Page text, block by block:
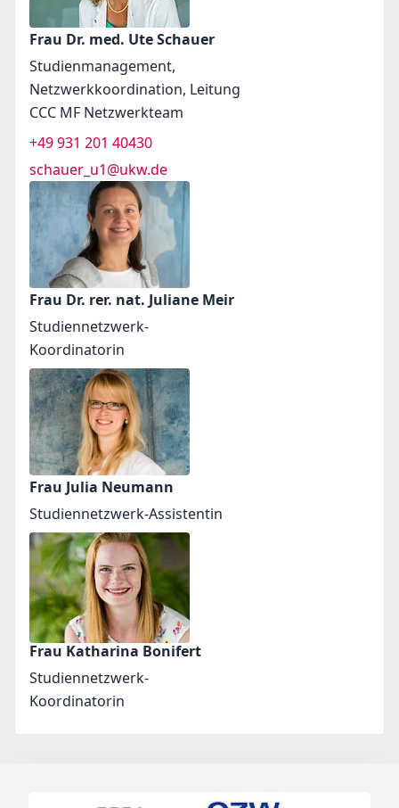
Frau Dr. med. Ute Schauer
Studienmanagement,
Netzwerkkoordination, Leitung
CCC MF Netzwerkteam
+49 931 201 40430
schauer_u1@ukw.de
Frau Dr. rer. nat. Juliane Meir
Studiennetzwerk-
Koordinatorin
Frau Julia Neumann
Studiennetzwerk-Assistentin
Frau Katharina Bonifert
Studiennetzwerk-
Koordinatorin